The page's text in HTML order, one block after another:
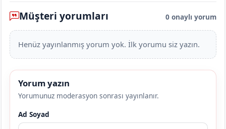
Müşteri yorumları 0 onaylı yorum
Henüz yayınlanmış yorum yok. İlk yorumu siz yazın.
Yorum yazın
Yorumunuz moderasyon sonrası yayınlanır.
Ad Soyad